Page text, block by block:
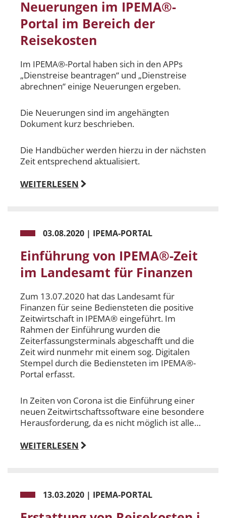
Neuerungen im IPEMA®-
Portal im Bereich der
Reisekosten
Im IPEMA®-Portal haben sich in den APPs
„Dienstreise beantragen“ und „Dienstreise
abrechnen“ einige Neuerungen ergeben.
Die Neuerungen sind im angehängten
Dokument kurz beschrieben.
Die Handbücher werden hierzu in der nächsten
Zeit entsprechend aktualisiert.
WEITERLESEN
03.08.2020 | IPEMA-PORTAL
Einführung von IPEMA®-Zeit
im Landesamt für Finanzen
Zum 13.07.2020 hat das Landesamt für
Finanzen für seine Bediensteten die positive
Zeitwirtschaft in IPEMA® eingeführt. Im
Rahmen der Einführung wurden die
Zeiterfassungsterminals abgeschafft und die
Zeit wird nunmehr mit einem sog. Digitalen
Stempel durch die Bediensteten im IPEMA®-
Portal erfasst.
In Zeiten von Corona ist die Einführung einer
neuen Zeitwirtschaftssoftware eine besondere
Herausforderung, da es nicht möglich ist alle…
WEITERLESEN
13.03.2020 | IPEMA-PORTAL